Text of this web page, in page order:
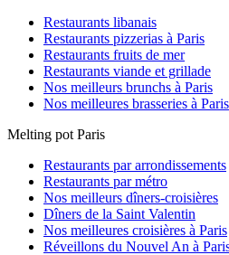
Restaurants libanais
Restaurants pizzerias à Paris
Restaurants fruits de mer
Restaurants viande et grillade
Nos meilleurs brunchs à Paris
Nos meilleures brasseries à Paris
Melting pot Paris
Restaurants par arrondissements
Restaurants par métro
Nos meilleurs dîners-croisières
Dîners de la Saint Valentin
Nos meilleures croisières à Paris
Réveillons du Nouvel An à